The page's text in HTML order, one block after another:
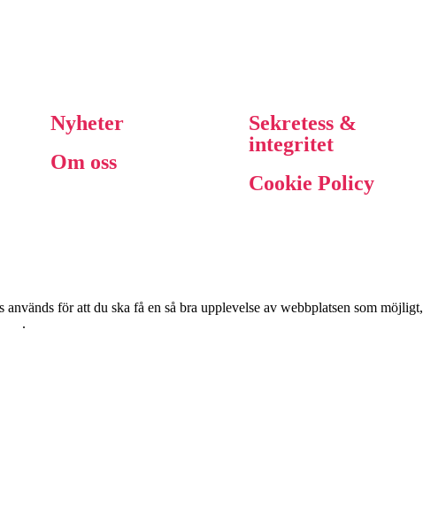
Nyheter
Om oss
Sekretess &
integritet
Cookie Policy
för att du ska få en så bra upplevelse av webbplatsen som möjligt,
.